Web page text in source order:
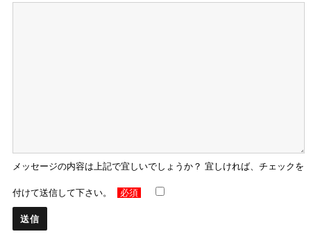
メッセージの内容は上記で宜しいでしょうか？ 宜しければ、チェックを
付けて送信して下さい。 必須